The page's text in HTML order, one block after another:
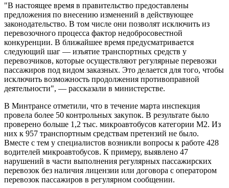
"В настоящее время в правительство предоставлены
предложения по внесению изменений в действующее
законодательство. В том числе они позволят исключить из
перевозочного процесса фактор недобросовестной
конкуренции. В ближайшее время предусматривается
следующий шаг — изъятие транспортных средств у
перевозчиков, которые осуществляют регулярные перевозки
пассажиров под видом заказных. Это делается для того, чтобы
исключить возможность продолжения противоправной
деятельности", — рассказали в министерстве.
В Минтрансе отметили, что в течение марта инспекция
провела более 50 контрольных закупок. В результате было
проверено больше 1,2 тыс. микроавтобусов категории М2. Из
них к 957 транспортным средствам претензий не было.
Вместе с тем у специалистов возникли вопросы к работе 428
водителей микроавтобусов. К примеру, выявлено 47
нарушений в части выполнения регулярных пассажирских
перевозок без наличия лицензии или договора с оператором
перевозок пассажиров в регулярном сообщении.